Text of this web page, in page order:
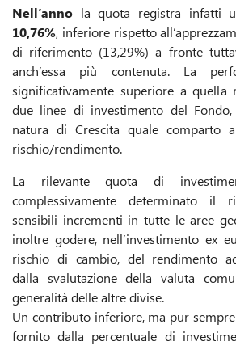
Nell’anno la quota registra infatti
10,76%, inferiore rispetto
di riferimento (13,29%) a fronte
anch’essa più contenuta. La
significativamente superiore a quella
due linee di investimento del
natura di Crescita quale comparto
rischio/rendimento.
La rilevante quota di
complessivamente determinato il
sensibili incrementi in tutte le aree
inoltre godere, nell’investimento ex
rischio di cambio, del rendimento
dalla svalutazione della valuta
generalità delle altre divise.
Un contributo inferiore, ma pur
fornito dalla percentuale di